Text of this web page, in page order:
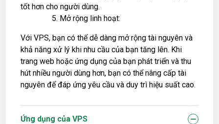
tốt hơn cho người dùng.
Mở rộng linh hoạt:
Với VPS, bạn có thể dễ dàng mở rộng tài nguyên và
khả năng xử lý khi nhu cầu của bạn tăng lên. Khi
trang web hoặc ứng dụng của bạn phát triển và thu
hút nhiều người dùng hơn, bạn có thể nâng cấp tài
nguyên để đáp ứng yêu cầu và duy trì hiệu suất cao.
Ứng dụng của VPS